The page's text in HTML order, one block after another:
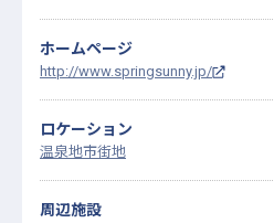
ホームページ
http://www.springsunny.jp/
ロケーション
温泉地市街地
周辺施設